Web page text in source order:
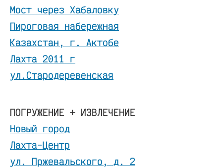
Мост через Хабаловку
Пироговая набережная
Казахстан, г. Актобе
Лахта 2011 г
ул.Стародеревенская
ПОГРУЖЕНИЕ + ИЗВЛЕЧЕНИЕ
Новый город
Лахта-Центр
ул. Пржевальского, д. 2